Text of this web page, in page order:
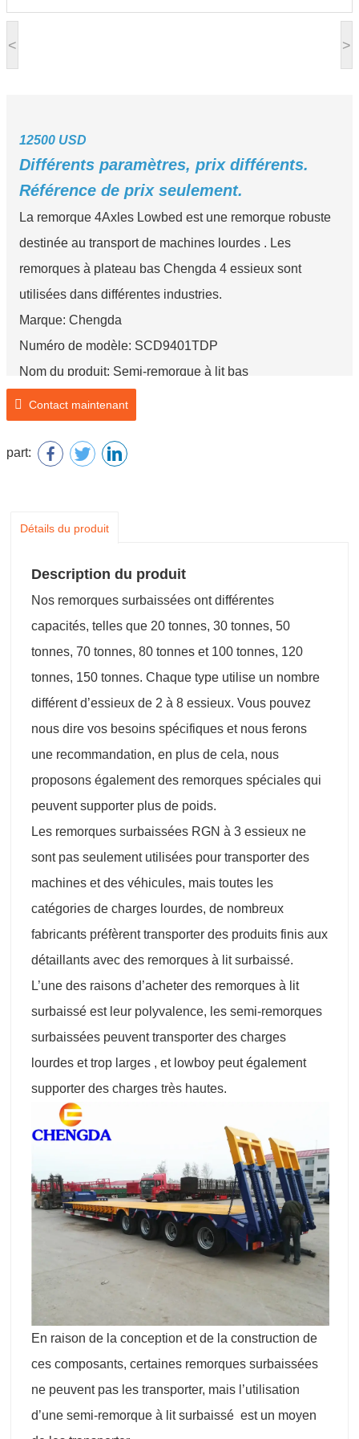
< >
12500 USD
Différents paramètres, prix différents.
Référence de prix seulement.
La remorque 4Axles Lowbed est une remorque robuste
destinée au transport de machines lourdes . Les
remorques à plateau bas Chengda 4 essieux sont
utilisées dans différentes industries.
Marque: Chengda
Numéro de modèle: SCD9401TDP
Nom du produit: Semi-remorque à lit bas
Contact maintenant
part:
Détails du produit
Description du produit
Nos remorques surbaissées ont différentes
capacités, telles que 20 tonnes, 30 tonnes, 50
tonnes, 70 tonnes, 80 tonnes et 100 tonnes, 120
tonnes, 150 tonnes. Chaque type utilise un nombre
différent d’essieux de 2 à 8 essieux. Vous pouvez
nous dire vos besoins spécifiques et nous ferons
une recommandation, en plus de cela, nous
proposons également des remorques spéciales qui
peuvent supporter plus de poids.
Les remorques surbaissées RGN à 3 essieux ne
sont pas seulement utilisées pour transporter des
machines et des véhicules, mais toutes les
catégories de charges lourdes, de nombreux
fabricants préfèrent transporter des produits finis aux
détaillants avec des remorques à lit surbaissé.
L’une des raisons d’acheter des remorques à lit
surbaissé est leur polyvalence, les semi-remorques
surbaissées peuvent transporter des charges
lourdes et trop larges , et lowboy peut également
supporter des charges très hautes.
En raison de la conception et de la construction de
ces composants, certaines remorques surbaissées
ne peuvent pas les transporter, mais l’utilisation
d’une semi-remorque à lit surbaissé est un moyen